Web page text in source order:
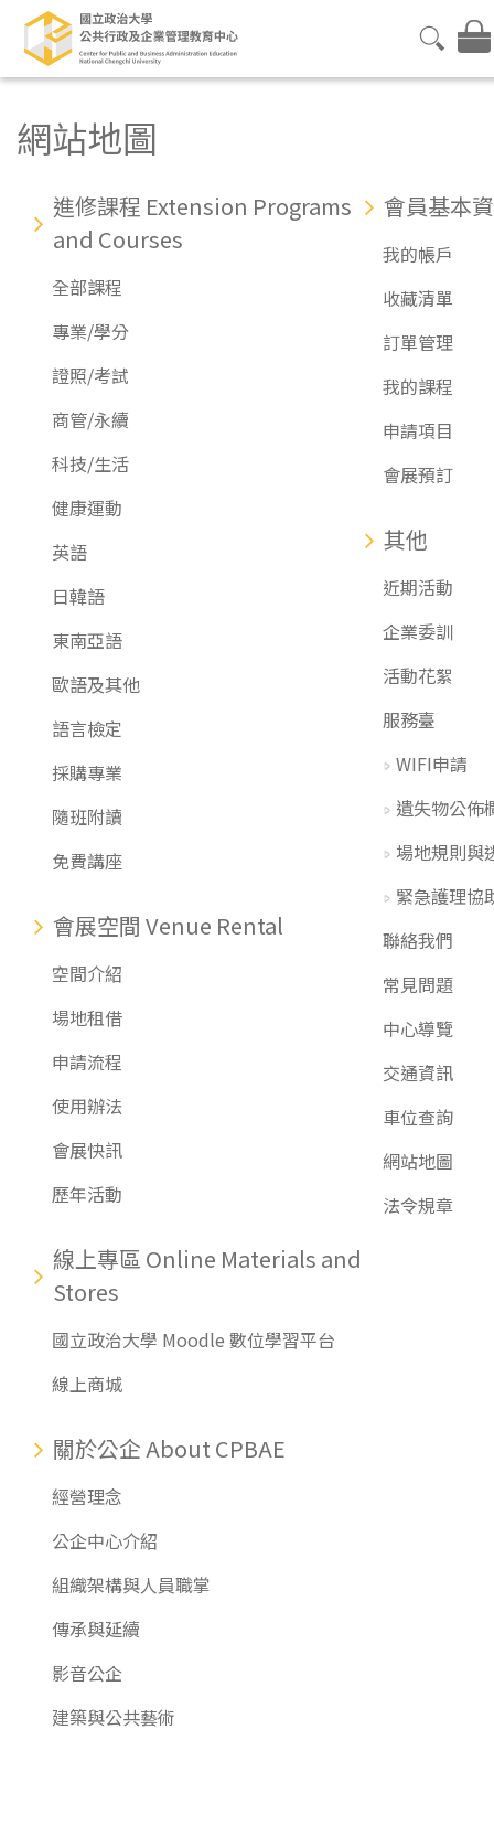
網站地圖
進修課程 Extension Programs
and Courses
全部課程
專業/學分
證照/考試
商管/永續
科技/生活
健康運動
英語
日韓語
東南亞語
歐語及其他
語言檢定
採購專業
隨班附讀
免費講座
會展空間 Venue Rental
空間介紹
場地租借
申請流程
使用辦法
會展快訊
歷年活動
線上專區 Online Materials and
Stores
國立政治大學 Moodle 數位學習平台
線上商城
關於公企 About CPBAE
經營理念
公企中心介紹
組織架構與人員職掌
傳承與延續
影音公企
建築與公共藝術
會員基本
我的帳戶
收藏清單
訂單管理
我的課程
申請項目
會展預訂
其他
近期活動
企業委訓
活動花絮
服務臺
WIFI申請
遺失物公佈
場地規則與
緊急護理協
聯絡我們
常見問題
中心導覽
交通資訊
車位查詢
網站地圖
法令規章